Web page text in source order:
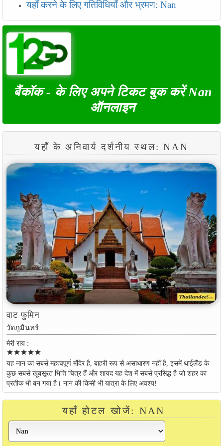
यहाँ करने के लिए गतिविधियाँ और भ्रमण: Nan
बैंकॉक - के लिए अपने टिकट बुक करें Nan
ऑनलाइन
यहाँ के अनिवार्य दर्शनीय स्थल: NAN
वाट फुमिन
วัดภูมินทร์
मेरी राय :
starstarstarstarstar
यह नान का सबसे महत्वपूर्ण मंदिर है, बाहरी रूप से असाधारण नहीं है, इसमें थाईलैंड के
कुछ सबसे खूबसूरत भित्ति चित्र हैं और शायद यह देश में सबसे प्रसिद्ध है जो शहर का
प्रतीक भी बन गया है। नान की किसी भी यात्रा के लिए अवश्य!
यहाँ होटल खोजें: NAN